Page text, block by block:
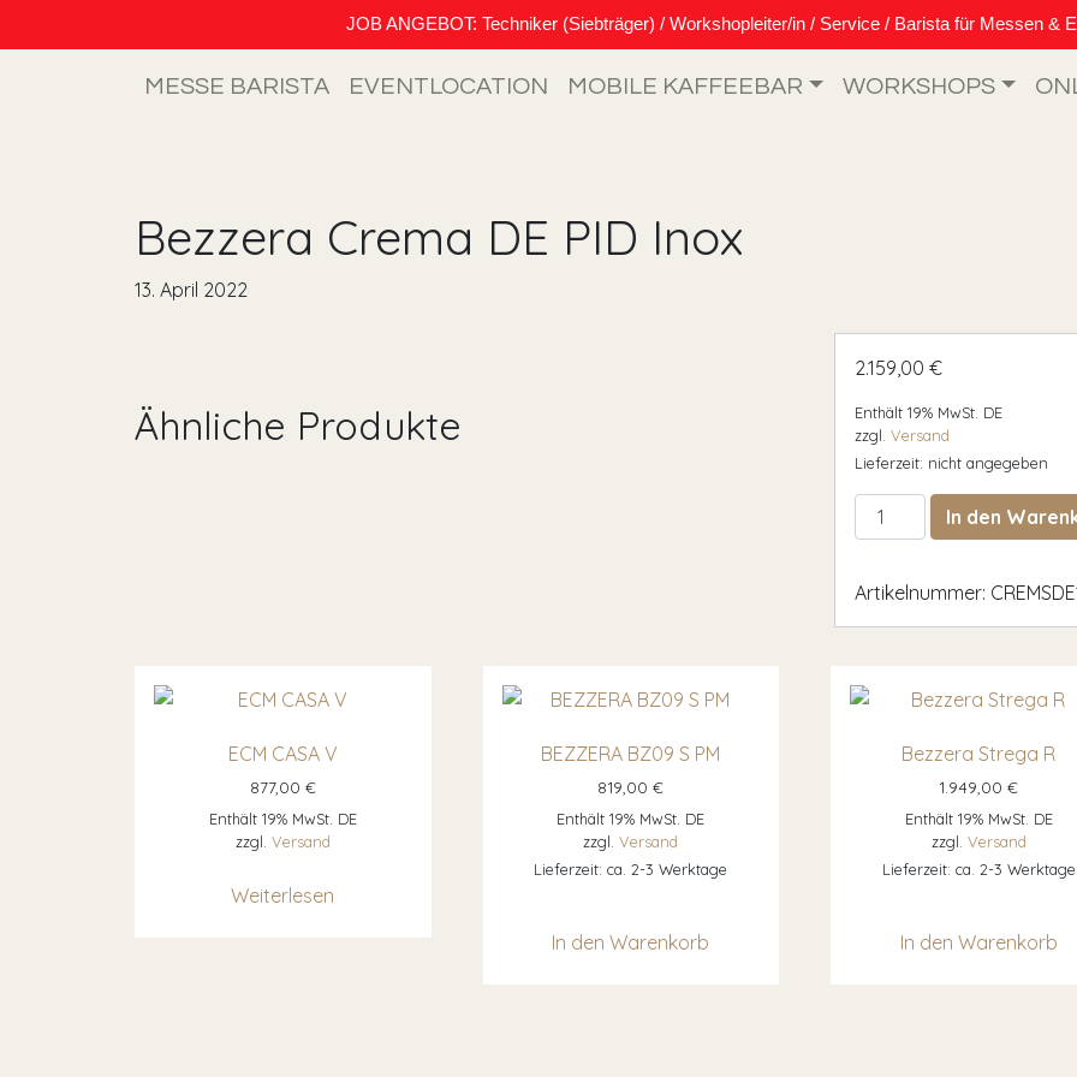
JOB ANGEBOT: Techniker (Siebträger) / Workshopleiter/in / Service / Barista für Messen &
MESSE BARISTA EVENTLOCATION MOBILE KAFFEEBAR WORKSHOPS
Bezzera Crema DE PID Inox
13. April 2022
2.159,00€
Enthält 19% MwSt. DE
zzgl.Versand
Lieferzeit: nicht angegeben
Bezzera Crema DE PID
In den
Artikelnummer:
Ähnliche Produkte
ECM CASA V
877,00 €
Enthält 19% MwSt. DE
zzgl. Versand
Weiterlesen
BEZZERA BZ09 S PM
819,00€
Enthält 19% MwSt. DE
zzgl.Versand
Lieferzeit: ca. 2-3 Werktage
In den Warenkorb
Bezzera Strega R
1.949,00€
Enthält 19% MwSt. DE
zzgl. Versand
Lieferzeit: ca. 2-3 Werktage
In den Warenkorb